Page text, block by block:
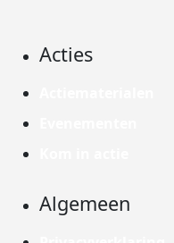
Acties
Algemeen